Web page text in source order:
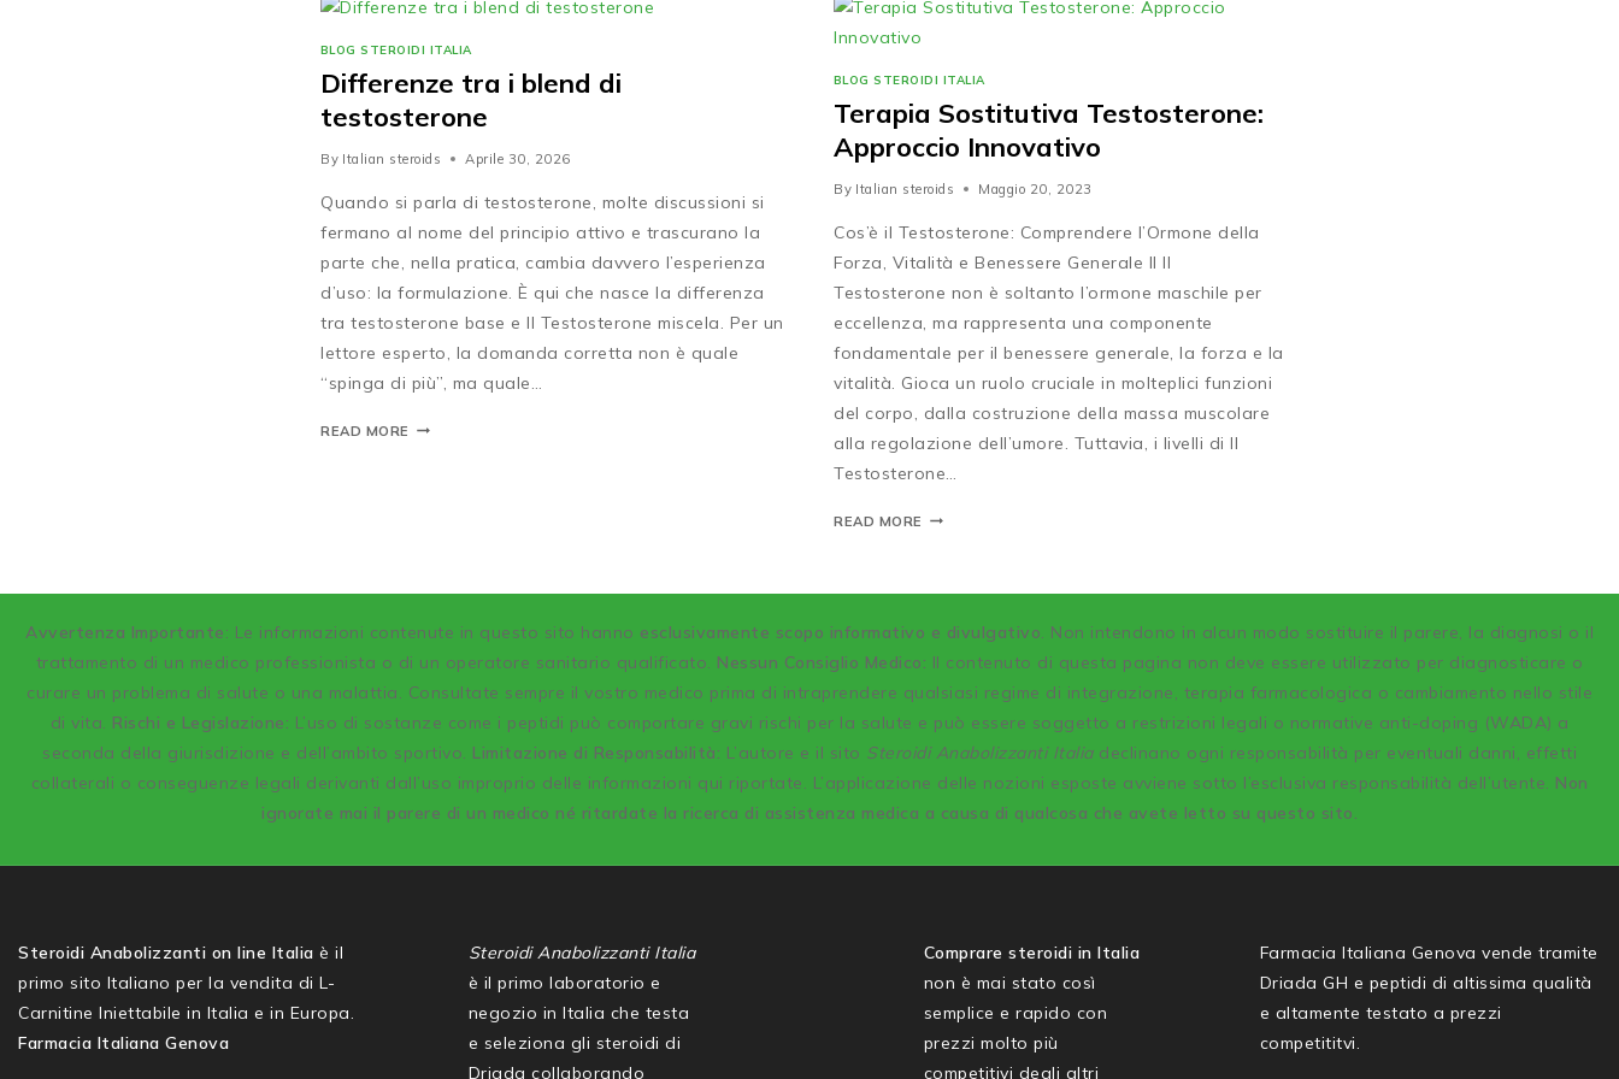
BLOG STEROIDI ITALIA
Differenze tra i blend di
testosterone
By Italian steroids Aprile 30, 2026
Quando si parla di testosterone, molte discussioni si
fermano al nome del principio attivo e trascurano la
parte che, nella pratica, cambia davvero l’esperienza
d’uso: la formulazione. È qui che nasce la differenza
tra testosterone base e Il Testosterone miscela. Per un
lettore esperto, la domanda corretta non è quale
“spinga di più”, ma quale…
READ MORE
BLOG STEROIDI ITALIA
Terapia Sostitutiva Testosterone:
Approccio Innovativo
By Italian steroids Maggio 20, 2023
Cos’è il Testosterone: Comprendere l’Ormone della
Forza, Vitalità e Benessere Generale Il Il
Testosterone non è soltanto l’ormone maschile per
eccellenza, ma rappresenta una componente
fondamentale per il benessere generale, la forza e la
vitalità. Gioca un ruolo cruciale in molteplici funzioni
del corpo, dalla costruzione della massa muscolare
alla regolazione dell’umore. Tuttavia, i livelli di Il
Testosterone…
READ MORE
Avvertenza Importante: Le informazioni contenute in questo sito hanno esclusivamente scopo informativo e divulgativo. Non intendono in alcun modo sostituire il parere, la diagnosi o il
trattamento di un medico professionista o di un operatore sanitario qualificato. Nessun Consiglio Medico: Il contenuto di questa pagina non deve essere utilizzato per diagnosticare o
curare un problema di salute o una malattia. Consultate sempre il vostro medico prima di intraprendere qualsiasi regime di integrazione, terapia farmacologica o cambiamento nello stile
di vita. Rischi e Legislazione: L’uso di sostanze come i peptidi può comportare gravi rischi per la salute e può essere soggetto a restrizioni legali o normative anti-doping (WADA) a
seconda della giurisdizione e dell’ambito sportivo. Limitazione di Responsabilità: L’autore e il sito Steroidi Anabolizzanti Italiadeclinano ogni responsabilità per eventuali danni, effetti
collaterali o conseguenze legali derivanti dall’uso improprio delle informazioni qui riportate. L’applicazione delle nozioni esposte avviene sotto l’esclusiva responsabilità dell’utente. Non
ignorate mai il parere di un medico né ritardate la ricerca di assistenza medica a causa di qualcosa che avete letto su questo sito.
Steroidi Anabolizzanti on line Italia è il
primo sito Italiano per la vendita di L-
Carnitine Iniettabile in Italia e in Europa.
Farmacia Italiana Genova
Steroidi Anabolizzanti Italia
è il primo laboratorio e
negozio in Italia che testa
e seleziona gli steroidi di
Driada collaborando
Comprare steroidi in Italia
non è mai stato così
semplice e rapido con
prezzi molto più
competitivi degli altri
Farmacia Italiana Genova vende tramite
Driada GH e peptidi di altissima qualità
e altamente testato a prezzi
competititvi.